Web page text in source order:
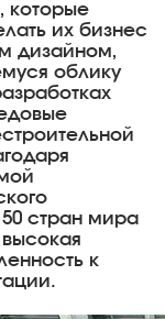
которые
их бизнес
дизайном,
облику
стран мира
к